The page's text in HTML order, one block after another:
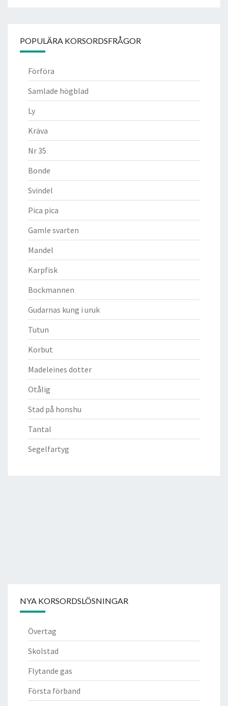
POPULÄRA KORSORDSFRÅGOR
Förföra
Samlade högblad
Ly
Kräva
Nr 35
Bonde
Svindel
Pica pica
Gamle svarten
Mandel
Karpfisk
Bockmannen
Gudarnas kung i uruk
Tutun
Korbut
Madeleines dotter
Otålig
Stad på honshu
Tantal
Segelfartyg
NYA KORSORDSLÖSNINGAR
Övertag
Skolstad
Flytande gas
Första förband